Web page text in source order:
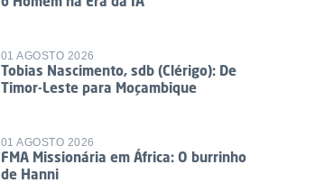
01 AGOSTO 2026
Tobias Nascimento, sdb (Clérigo): De
Timor-Leste para Moçambique
01 AGOSTO 2026
FMA Missionária em África: O burrinho
de Hanni